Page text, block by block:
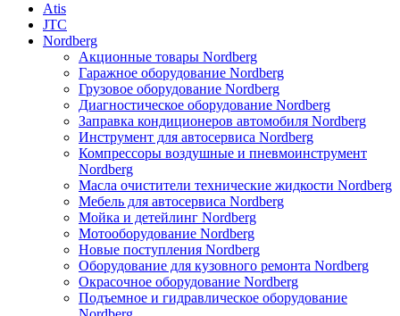
Atis
JTC
Nordberg
Акционные товары Nordberg
Гаражное оборудование Nordberg
Грузовое оборудование Nordberg
Диагностическое оборудование Nordberg
Заправка кондиционеров автомобиля Nordberg
Инструмент для автосервиса Nordberg
Компрессоры воздушные и пневмоинструмент
Nordberg
Масла очистители технические жидкости Nordberg
Мебель для автосервиса Nordberg
Мойка и детейлинг Nordberg
Мотооборудование Nordberg
Новые поступления Nordberg
Оборудование для кузовного ремонта Nordberg
Окрасочное оборудование Nordberg
Подъемное и гидравлическое оборудование